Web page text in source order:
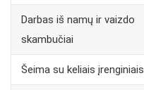
Darbas iš namų ir vaizdo
skambučiai
Šeima su keliais įrenginiais